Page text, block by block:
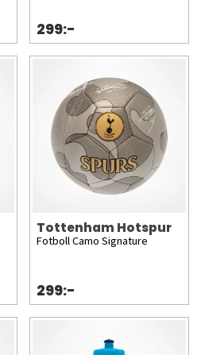
299:-
Tottenham Hotspur
Fotboll Camo Signature
299:-